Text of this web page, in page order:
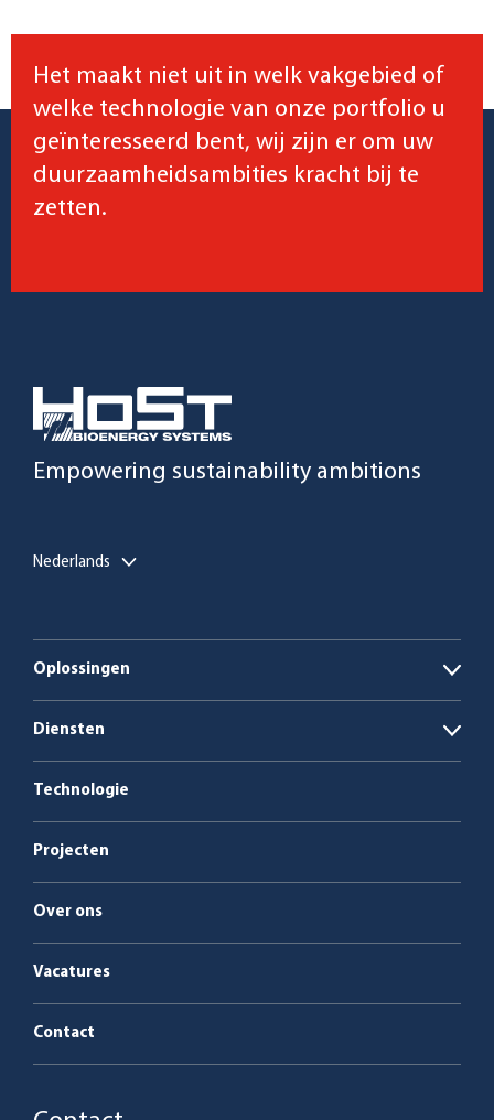
Het maakt niet uit in welk vakgebied of
welke technologie van onze portfolio u
geïnteresseerd bent, wij zijn er om uw
duurzaamheidsambities kracht bij te
zetten.
Empowering sustainability ambitions
Nederlands
Oplossingen
Open
Ketelcentrales op biomassa en afval
Diensten
Open
Service en onderhoud
Technologie
Projecten
Over ons
Vacatures
Contact